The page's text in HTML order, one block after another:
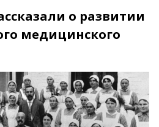
о развитии
медицинского